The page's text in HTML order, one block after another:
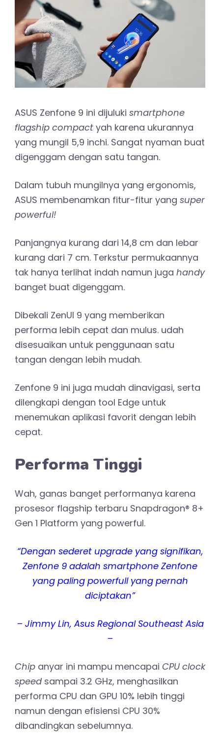
ASUS Zenfone 9 ini dijuluki smartphone
flagship compact yah karena ukurannya
yang mungil 5,9 inchi. Sangat nyaman buat
digenggam dengan satu tangan.
Dalam tubuh mungilnya yang ergonomis,
ASUS membenamkan fitur-fitur yang super
powerful!
Panjangnya kurang dari 14,8 cm dan lebar
kurang dari 7 cm. Terkstur permukaannya
tak hanya terlihat indah namun juga handy
banget buat digenggam.
Dibekali ZenUI 9 yang memberikan
performa lebih cepat dan mulus. udah
disesuaikan untuk penggunaan satu
tangan dengan lebih mudah.
Zenfone 9 ini juga mudah dinavigasi, serta
dilengkapi dengan tool Edge untuk
menemukan aplikasi favorit dengan lebih
cepat.
Performa Tinggi
Wah, ganas banget performanya karena
prosesor flagship terbaru Snapdragon® 8+
Gen 1 Platform yang powerful.
“Dengan sederet upgrade yang signifikan,
Zenfone 9 adalah smartphone Zenfone
yang paling powerfull yang pernah
diciptakan”
– Jimmy Lin, Asus Regional Southeast Asia
–
Chip anyar ini mampu mencapai CPU clock
speed sampai 3.2 GHz, menghasilkan
performa CPU dan GPU 10% lebih tinggi
namun dengan efisiensi CPU 30%
dibandingkan sebelumnya.